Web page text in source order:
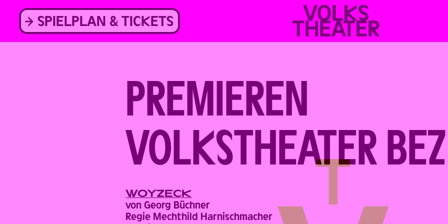
content
SPIELPLAN & TICKETS
VOLKSTHEATER
WIEN
PREMIEREN
VOLKSTHEATER
WOYZECK
von Georg Büchner
Regie Mechthild Harnischmacher